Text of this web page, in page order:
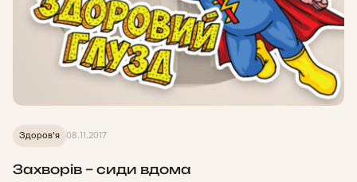
Здоров'я 08.11.2017
Захворів – сиди вдома